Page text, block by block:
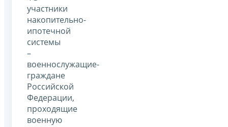
участники
накопительно-
ипотечной
системы
–
военнослужащие-
граждане
Российской
Федерации,
проходящие
военную